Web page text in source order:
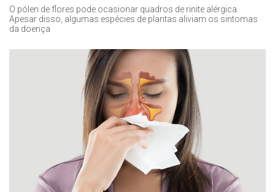
O pólen de flores pode ocasionar quadros de rinite alérgica.
Apesar disso, algumas espécies de plantas aliviam os sintomas
da doença